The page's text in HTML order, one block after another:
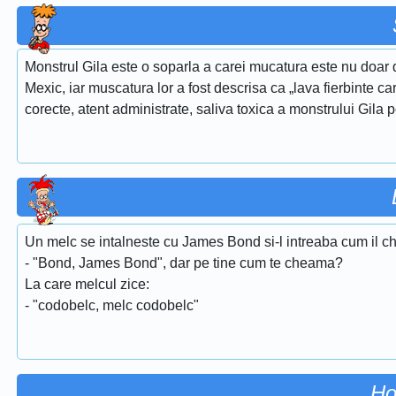
Monstrul Gila este o soparla a carei mucatura este nu
Mexic, iar muscatura lor a fost descrisa ca „lava fierbinte
corecte, atent administrate, saliva toxica a monstrului Gila
Un melc se intalneste cu James Bond si-l intreaba cum il
- "Bond, James Bond", dar pe tine cum te cheama?
La care melcul zice:
- "codobelc, melc codobelc"